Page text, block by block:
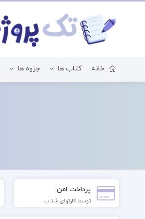
خانه کتاب ها جزوه ها
پرداخت امن
توسط کارتهای شتاب